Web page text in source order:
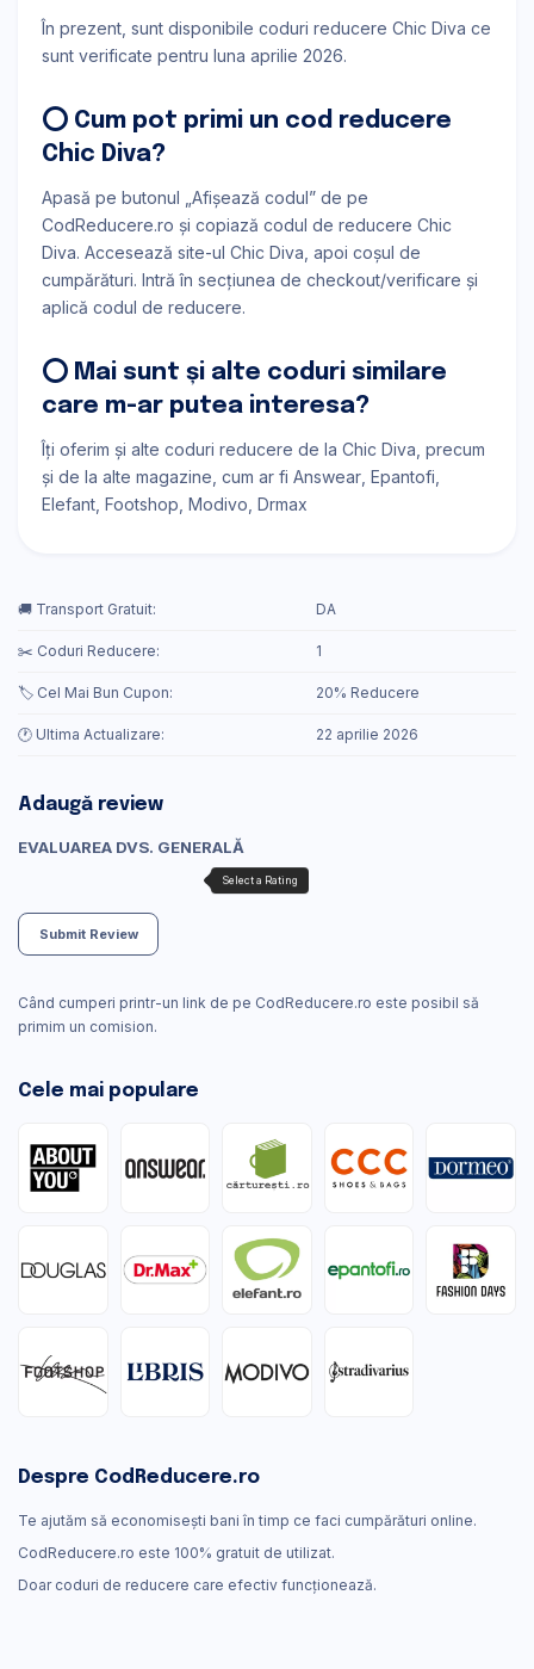
În prezent, sunt disponibile coduri reducere Chic Diva ce
sunt verificate pentru luna aprilie 2026.
⭕ Cum pot primi un cod reducere
Chic Diva?
Apasă pe butonul „Afișează codul” de pe
CodReducere.ro și copiază codul de reducere Chic
Diva. Accesează site-ul Chic Diva, apoi coșul de
cumpărături. Intră în secțiunea de checkout/verificare și
aplică codul de reducere.
⭕ Mai sunt și alte coduri similare
care m-ar putea interesa?
Îți oferim și alte coduri reducere de la Chic Diva, precum
și de la alte magazine, cum ar fi Answear Epantofi
Elefant Footshop Modivo Drmax
🚚 Transport Gratuit: DA
✂️ Coduri Reducere: 1
🏷️ Cel Mai Bun Cupon: 20% Reducere
🕐 Ultima Actualizare: 22 aprilie 2026
Adaugă review
EVALUAREA DVS. GENERALĂ
Submit Review
Când cumperi printr-un link de pe CodReducere.ro este posibil să
primim un comision.
Cele mai populare
Despre CodReducere.ro
Te ajutăm să economisești bani în timp ce faci cumpărături online.
CodReducere.ro este 100% gratuit de utilizat.
Doar coduri de reducere care efectiv funcţionează.